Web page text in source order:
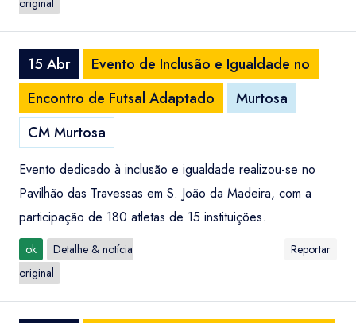
original
15 Abr
Evento de Inclusão e Igualdade no
Encontro de Futsal Adaptado
Murtosa
CM Murtosa
Evento dedicado à inclusão e igualdade realizou-se no
Pavilhão das Travessas em S. João da Madeira, com a
participação de 180 atletas de 15 instituições.
ok
Detalhe & notícia
original
Reportar